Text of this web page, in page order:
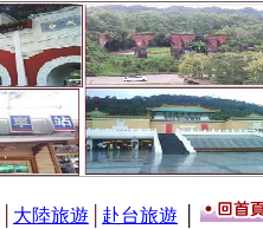
大陸旅遊 赴台旅遊